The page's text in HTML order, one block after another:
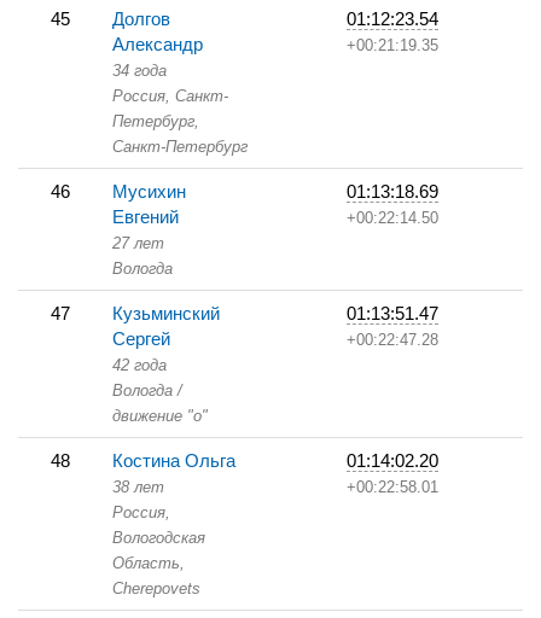
45
Долгов
Александр
34 года
Россия, Санкт-
Петербург,
Санкт-Петербург
01:12:23.54
+00:21:19.35
46
Мусихин
Евгений
27 лет
Вологда
01:13:18.69
+00:22:14.50
47
Кузьминский
Сергей
42 года
Вологда /
движение "о"
01:13:51.47
+00:22:47.28
48 Костина Ольга
38 лет
Россия,
Вологодская
Область,
Cherepovets
01:14:02.20
+00:22:58.01